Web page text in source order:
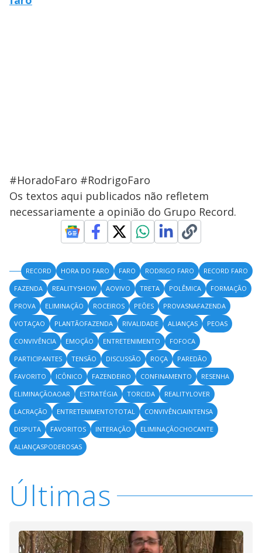
#HoradoFaro #RodrigoFaro
Os textos aqui publicados não refletem
necessariamente a opinião do Grupo Record.
RECORD HORA DO FARO FARO RODRIGO FARO
RECORD FARO
FAZENDA
REALITYSHOW AOVIVO TRETA POLÊMICA
FORMAÇÃO
PROVA
ELIMINAÇÃO ROCEIROS PEÕES
PROVASNAFAZENDA
VOTAÇAO
PLANTÃOFAZENDA RIVALIDADE ALIANÇAS
PEOAS
CONVIVÊNCIA
EMOÇÃO ENTRETENIMENTO
FOFOCA
PARTICIPANTES
TENSÃO DISCUSSÃO ROÇA
PAREDÃO
FAVORITO
ICÔNICO FAZENDEIRO CONFINAMENTO
RESENHA
ELIMINAÇÃOAOAR
ESTRATÉGIA TORCIDA
REALITYLOVER
LACRAÇÃO
ENTRETENIMENTOTOTAL
CONVIVÊNCIAINTENSA
DISPUTA
FAVORITOS INTERAÇÃO
ELIMINAÇÃOCHOCANTE
ALIANÇASPODEROSAS
Últimas